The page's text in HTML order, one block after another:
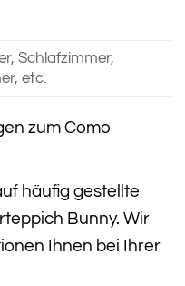
Schlafzimmer,
etc.
zum Como
häufig gestellte
Bunny. Wir
Ihnen bei Ihrer